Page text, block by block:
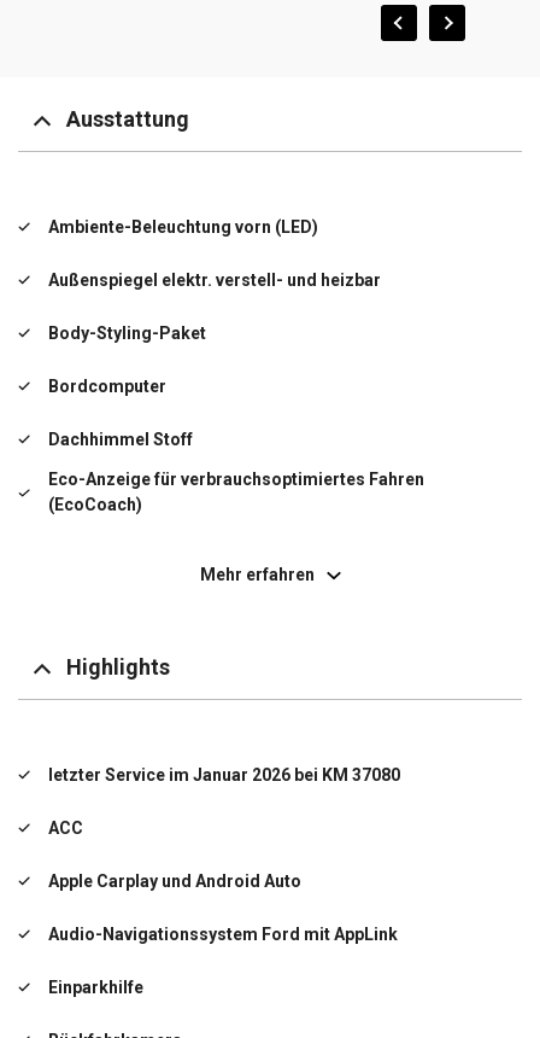
Ausstattung
Ambiente-Beleuchtung vorn (LED)
Außenspiegel elektr. verstell- und heizbar
Body-Styling-Paket
Bordcomputer
Dachhimmel Stoff
Eco-Anzeige für verbrauchsoptimiertes Fahren
(EcoCoach)
Holder)
Falschfahrer-Warnfunktion
Müdigkeitserkennungs-Sensor
Mehr erfahren
Highlights
letzter Service im Januar 2026 bei KM 37080
ACC
Apple Carplay und Android Auto
Audio-Navigationssystem Ford mit AppLink
Einparkhilfe